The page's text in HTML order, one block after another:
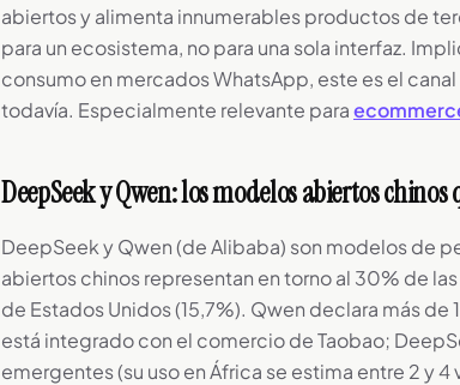
abiertos y alimenta innumerables productos de
para un ecosistema, no para una sola interfaz.
consumo en mercados WhatsApp, este es el
todavía. Especialmente relevante para
DeepSeek y Qwen: los modelos abiertos
DeepSeek y Qwen (de Alibaba) son modelos de
abiertos chinos representan en torno al 30% de
de Estados Unidos (15,7%). Qwen declara más
está integrado con el comercio de Taobao;
emergentes (su uso en África se estima entre 2 y